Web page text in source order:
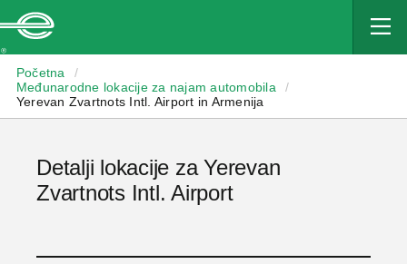
Početna
/
Međunarodne lokacije za najam automobila
/
Yerevan Zvartnots Intl. Airport in Armenija
Detalji lokacije za Yerevan
Zvartnots Intl. Airport